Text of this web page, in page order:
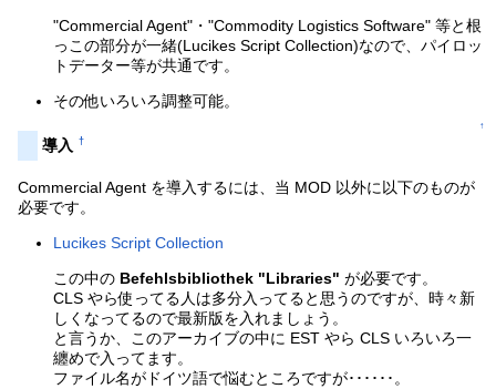
"Commercial Agent"・"Commodity Logistics Software" 等と根
っこの部分が一緒(Lucikes Script Collection)なので、パイロッ
トデーター等が共通です。
その他いろいろ調整可能。
↑
導入 †
Commercial Agent を導入するには、当 MOD 以外に以下のものが
必要です。
Lucikes Script Collection
この中の Befehlsbibliothek "Libraries" が必要です。
CLS やら使ってる人は多分入ってると思うのですが、時々新
しくなってるので最新版を入れましょう。
と言うか、このアーカイブの中に EST やら CLS いろいろ一
纏めで入ってます。
ファイル名がドイツ語で悩むところですが･･････。